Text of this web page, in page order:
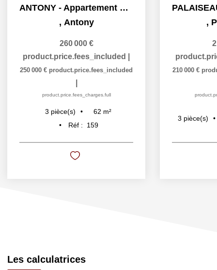
ANTONY - Appartement F3 62 m2 + 2 balcons + 2 places de...
, Antony
260 000 €
product.price.fees_included
250 000 € product.price.fees_included
product.price.fees_charges.full
3 pièce(s) 62 m²
Réf :
159
,
210 000 €
3 pièce(s)
Les calculatrices